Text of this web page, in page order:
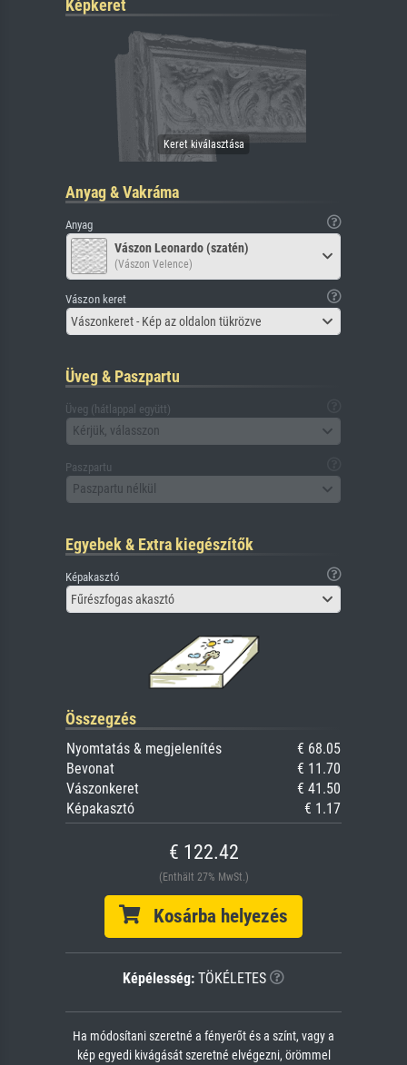
Képkeret
Anyag & Vakráma
Anyag
Vászon Leonardo (szatén)
(Vászon Velence)
Vászon keret
Vászonkeret - Kép az oldalon tükrözve
Üveg & Paszpartu
Üveg (hátlappal együtt)
Kérjük, válasszon
Paszpartu
Paszpartu nélkül
Egyebek & Extra kiegészítők
Képakasztó
Fűrészfogas akasztó
Összegzés
Nyomtatás & megjelenítés
€ 68.05
Bevonat
€ 11.70
Vászonkeret
€ 41.50
Képakasztó
€ 1.17
€ 122.42
(Enthält 27% MwSt.)
Kosárba helyezés
Képélesség: TÖKÉLETES
Ha módosítani szeretné a fényerőt és a színt, vagy a
kép egyedi kivágását szeretné elvégezni, örömmel